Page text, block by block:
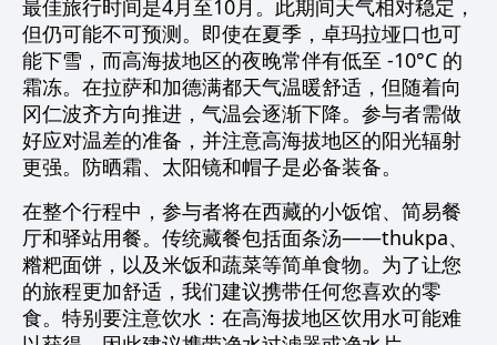
最佳旅行时间是4月至10月。此期间天气相对稳定，
但仍可能不可预测。即使在夏季，卓玛拉垭口也可
能下雪，而高海拔地区的夜晚常伴有低至 -10°C 的
霜冻。在拉萨和加德满都天气温暖舒适，但随着向
冈仁波齐方向推进，气温会逐渐下降。参与者需做
好应对温差的准备，并注意高海拔地区的阳光辐射
更强。防晒霜、太阳镜和帽子是必备装备。
在整个行程中，参与者将在西藏的小饭馆、简易餐
厅和驿站用餐。传统藏餐包括面条汤——thukpa、
糌粑面饼，以及米饭和蔬菜等简单食物。为了让您
的旅程更加舒适，我们建议携带任何您喜欢的零
食。特别要注意饮水：在高海拔地区饮用水可能难